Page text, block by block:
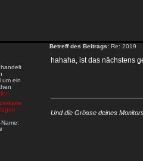
Betreff des Beitrags: Re: 2019
hahaha, ist das nächstens
Und die Grösse deines